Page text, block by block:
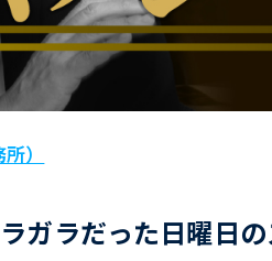
）
ガラだった日曜日